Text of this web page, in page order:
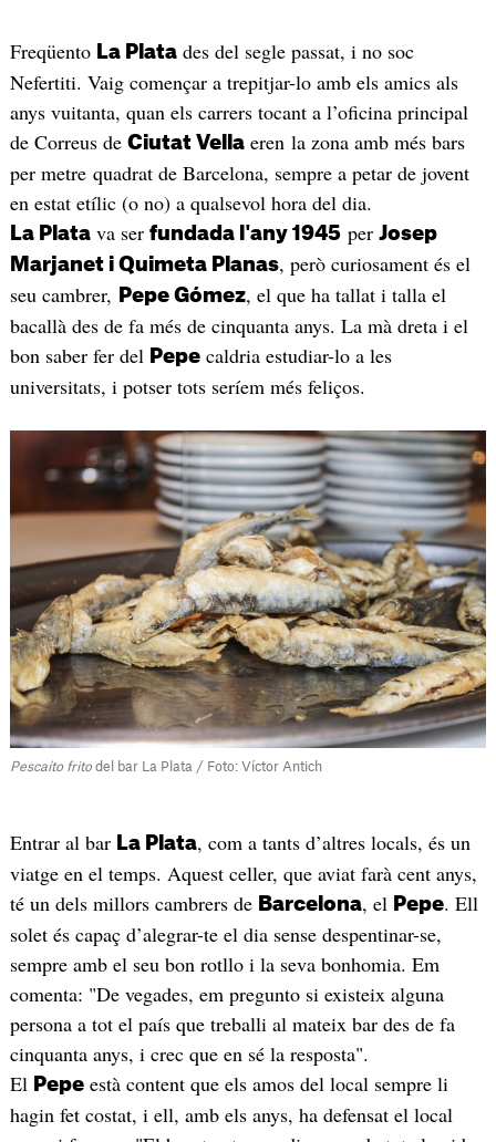
Freqüento La Platades del segle passat, i no soc
Nefertiti. Vaig començar a trepitjar-lo amb els amics als
anys vuitanta, quan els carrers tocant a l’oficina principal
de Correus de Ciutat Vellaeren la zona amb més bars
per metre quadrat de Barcelona, sempre a petar de jovent
en estat etílic (o no) a qualsevol hora del dia.
La Platava ser fundada l'any 1945per Josep
Marjanet i Quimeta Planas, però curiosament és el
seu cambrer,
Pepe Gómez, el que ha tallat i talla el
bacallà des de fa més de cinquanta anys. La mà dreta i el
bon saber fer del Pepecaldria estudiar-lo a les
universitats, i potser tots seríem més feliços.
Pescaíto fritodel bar La Plata / Foto: Víctor Antich
Entrar al bar La Plata, com a tants d’altres locals, és un
viatge en el temps. Aquest celler, que aviat farà cent anys,
té un dels millors cambrers de Barcelona, el Pepe. Ell
solet és capaç d’alegrar-te el dia sense despentinar-se,
sempre amb el seu bon rotllo i la seva bonhomia. Em
comenta: "De vegades, em pregunto si existeix alguna
persona a tot el país que treballi al mateix bar des de fa
cinquanta anys, i crec que en sé la resposta".
El Pepeestà content que els amos del local sempre li
hagin fet costat, i ell, amb els anys, ha defensat el local